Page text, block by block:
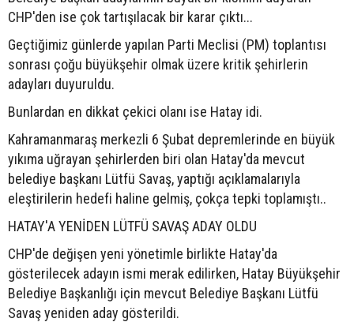
CHP'den ise çok tartışılacak bir karar çıktı...
Geçtiğimiz günlerde yapılan Parti Meclisi (PM) toplantısı
sonrası çoğu büyükşehir olmak üzere kritik şehirlerin
adayları duyuruldu.
Bunlardan en dikkat çekici olanı ise Hatay idi.
Kahramanmaraş merkezli 6 Şubat depremlerinde en büyük
yıkıma uğrayan şehirlerden biri olan Hatay'da mevcut
belediye başkanı Lütfü Savaş, yaptığı açıklamalarıyla
eleştirilerin hedefi haline gelmiş, çokça tepki toplamıştı..
HATAY'A YENİDEN LÜTFÜ SAVAŞ ADAY OLDU
CHP'de değişen yeni yönetimle birlikte Hatay'da
gösterilecek adayın ismi merak edilirken, Hatay Büyükşehir
Belediye Başkanlığı için mevcut Belediye Başkanı Lütfü
Savaş yeniden aday gösterildi.